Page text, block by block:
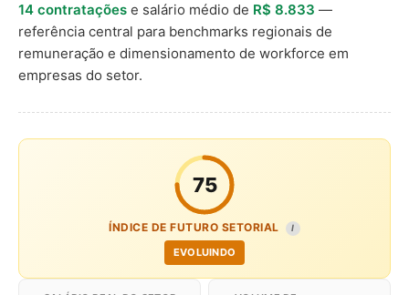
14 contratações e salário médio de R$ 8.833 —
referência central para benchmarks regionais de
remuneração e dimensionamento de workforce em
empresas do setor.
75
ÍNDICE DE FUTURO SETORIAL I
EVOLUINDO